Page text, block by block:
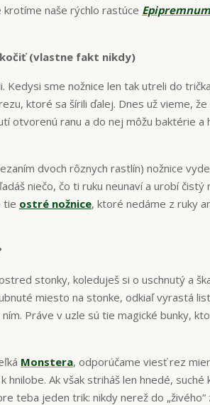
naše rýchlo rastúce
(vlastne fakt nikdy)
sme nožnice len tak utreli do
ktoré sa šírili ďalej. Dnes už vieme,
otvorenú ranu a do nej môžu baktérie a
dvoch rôznych rastlín) nožnice
niečo, čo ti ruku neunaví a urobí
tie ostré nožnice, ktoré nedáme z ruky
stonky, koleduješ si o uschnutý a
miesto na stonke, odkiaľ vyrastá
Práve v uzle sú tie magické bunky,
Monstera, odporúčame viesť rez
hnilobe. Ak však striháš len hnedé,
teba jeden trik: nikdy nerež do